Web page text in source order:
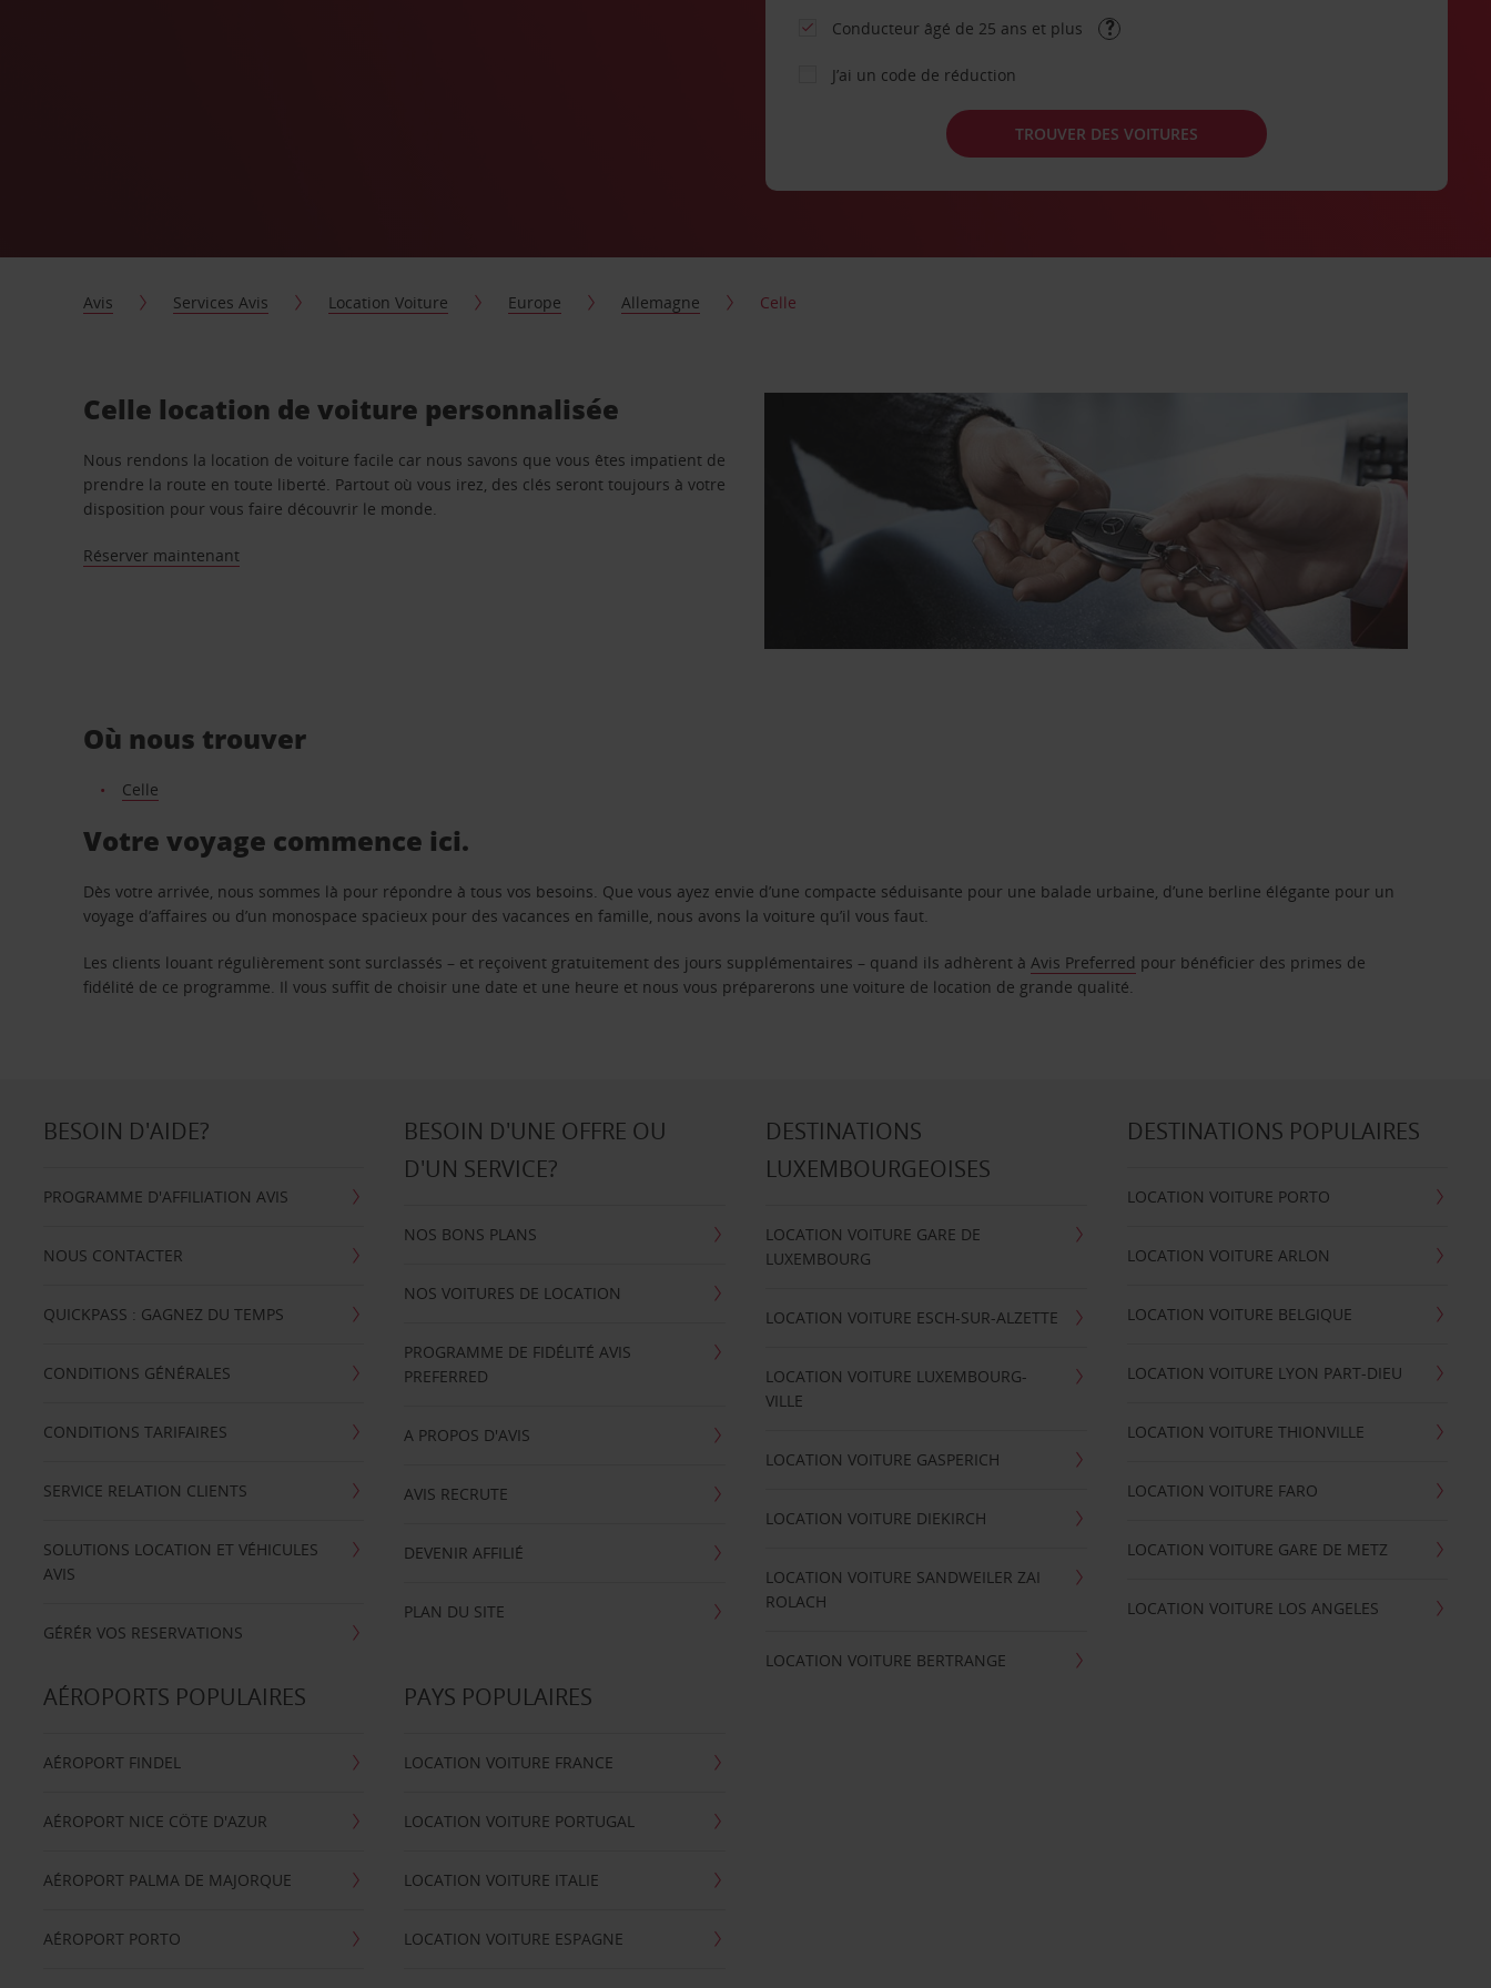
Conducteur âgé de 25 ans et plus
J’ai un code de réduction
TROUVER DES VOITURES
Avis Services Avis Location Voiture Europe Allemagne Celle
Celle location de voiture personnalisée
Nous rendons la location de voiture facile car nous savons que vous êtes impatient de
prendre la route en toute liberté. Partout où vous irez, des clés seront toujours à votre
disposition pour vous faire découvrir le monde.
Réserver maintenant
Où nous trouver
Celle
Votre voyage commence ici.
Dès votre arrivée, nous sommes là pour répondre à tous vos besoins. Que vous ayez envie d’une compacte séduisante pour une balade urbaine, d’une berline élégante pour un
voyage d’affaires ou d’un monospace spacieux pour des vacances en famille, nous avons la voiture qu’il vous faut.
Les clients louant régulièrement sont surclassés – et reçoivent gratuitement des jours supplémentaires – quand ils adhèrent àAvis Preferred pour bénéficier des primes de
fidélité de ce programme. Il vous suffit de choisir une date et une heure et nous vous préparerons une voiture de location de grande qualité.
BESOIN D'AIDE?
PROGRAMME D'AFFILIATION AVIS
NOUS CONTACTER
QUICKPASS : GAGNEZ DU TEMPS
CONDITIONS GÉNÉRALES
CONDITIONS TARIFAIRES
SERVICE RELATION CLIENTS
SOLUTIONS LOCATION ET VÉHICULES
AVIS
GÉRÉR VOS RESERVATIONS
BESOIN D'UNE OFFRE OU
D'UN SERVICE?
NOS BONS PLANS
NOS VOITURES DE LOCATION
PROGRAMME DE FIDÉLITÉ AVIS
PREFERRED
A PROPOS D'AVIS
AVIS RECRUTE
DEVENIR AFFILIÉ
PLAN DU SITE
DESTINATIONS
LUXEMBOURGEOISES
LOCATION VOITURE GARE DE
LUXEMBOURG
LOCATION VOITURE ESCH-SUR-ALZETTE
LOCATION VOITURE LUXEMBOURG-
VILLE
LOCATION VOITURE GASPERICH
LOCATION VOITURE DIEKIRCH
LOCATION VOITURE SANDWEILER ZAI
ROLACH
LOCATION VOITURE BERTRANGE
DESTINATIONS POPULAIRES
LOCATION VOITURE PORTO
LOCATION VOITURE ARLON
LOCATION VOITURE BELGIQUE
LOCATION VOITURE LYON PART-DIEU
LOCATION VOITURE THIONVILLE
LOCATION VOITURE FARO
LOCATION VOITURE GARE DE METZ
LOCATION VOITURE LOS ANGELES
AÉROPORTS POPULAIRES
AÉROPORT FINDEL
AÉROPORT NICE CÖTE D'AZUR
AÉROPORT PALMA DE MAJORQUE
AÉROPORT PORTO
PAYS POPULAIRES
LOCATION VOITURE FRANCE
LOCATION VOITURE PORTUGAL
LOCATION VOITURE ITALIE
LOCATION VOITURE ESPAGNE